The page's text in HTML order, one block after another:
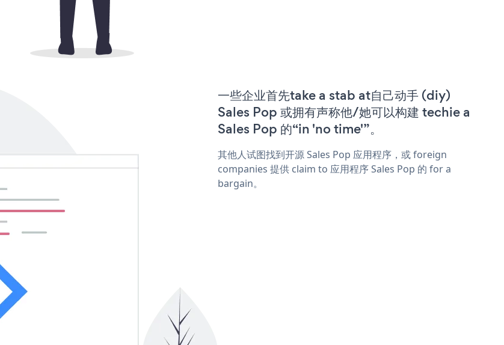
一些企业首先take a stab at自己动手 (diy)
Sales Pop 或拥有声称他/她可以构建 techie a
Sales Pop 的“in 'no time'”。
其他人试图找到开源 Sales Pop 应用程序，或 foreign
companies 提供 claim to 应用程序 Sales Pop 的 for a
bargain。